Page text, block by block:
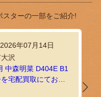
ターの一部をご紹介!
2026年07月14日
沢
中森明菜 D404E B1
宅配買取にてお送
た